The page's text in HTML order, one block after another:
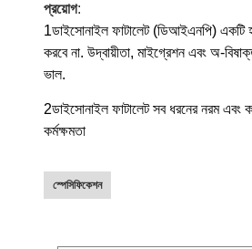
প্রয়োগ:
1ডাইসোনাইল ফাটালেট (ডিআইএনপি) একটি
করবে না. উদ্বায়ীতা, মাইগ্রেশন এবং অ-
ভাল.
2ডাইসোনাইল ফাটালেট সব ধরনের নরম এবং
কর্মক্ষমতা
স্পেসিফিকেশন